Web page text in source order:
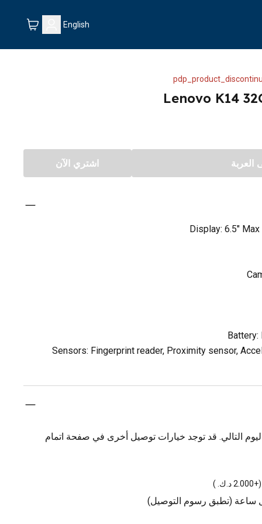
English
Lenovo K14
اشتري الآن
Display: 6.5"
Sensors: Fingerprint reader, Proximity sensor,
التالي. قد توجد خيارات توصيل أخرى في صفحة اتمام
(+2.000 د.ك. )
ساعة (تطبق رسوم التوصيل)